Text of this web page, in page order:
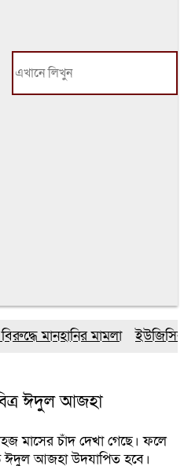
মানহানির মামলা ইউজিসির
ঈদুল আজহা
মাসের চাঁদ দেখা গেছে। ফলে
ঈদুল আজহা উদযাপিত হবে।